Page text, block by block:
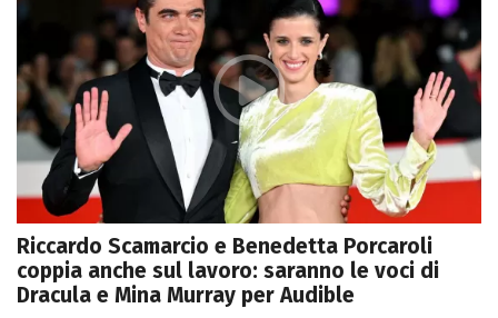
Riccardo Scamarcio e Benedetta Porcaroli
coppia anche sul lavoro: saranno le voci di
Dracula e Mina Murray per Audible